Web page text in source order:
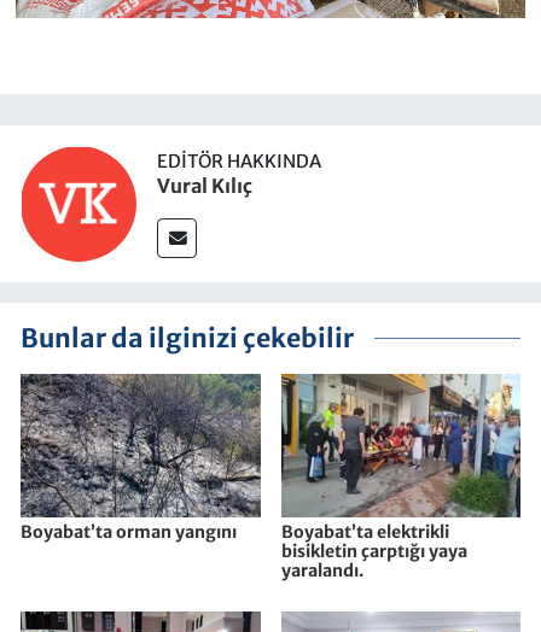
EDITÖR HAKKINDA
Vural Kılıç
Bunlar da ilginizi çekebilir
Boyabat’ta orman yangını
Boyabat’ta elektrikli
bisikletin çarptığı yaya
yaralandı.